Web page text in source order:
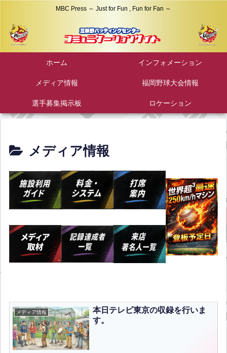
MBC Press ～ Just for Fun , Fun for Fan ～
ホーム インフォメーション
メディア情報 福岡野球大会情報
選手募集掲示板 ロケーション
メディア情報
メディア情報
本日テレビ東京の収録を行いま
す。